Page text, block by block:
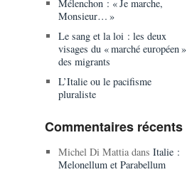
Mélenchon : « Je marche,
Monsieur… »
Le sang et la loi : les deux
visages du « marché européen »
des migrants
L’Italie ou le pacifisme
pluraliste
Commentaires récents
Michel Di Mattiadans Italie :
Melonellum et Parabellum